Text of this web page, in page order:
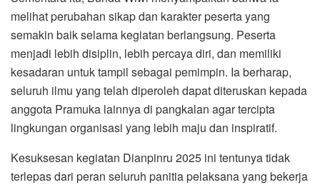
melihat perubahan sikap dan karakter peserta yang
semakin baik selama kegiatan berlangsung. Peserta
menjadi lebih disiplin, lebih percaya diri, dan memiliki
kesadaran untuk tampil sebagai pemimpin. Ia berharap,
seluruh ilmu yang telah diperoleh dapat diteruskan kepada
anggota Pramuka lainnya di pangkalan agar tercipta
lingkungan organisasi yang lebih maju dan inspiratif.
Kesuksesan kegiatan Dianpinru 2025 ini tentunya tidak
terlepas dari peran seluruh panitia pelaksana yang bekerja